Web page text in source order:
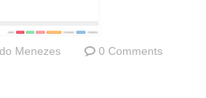
Menezes 0 Comments